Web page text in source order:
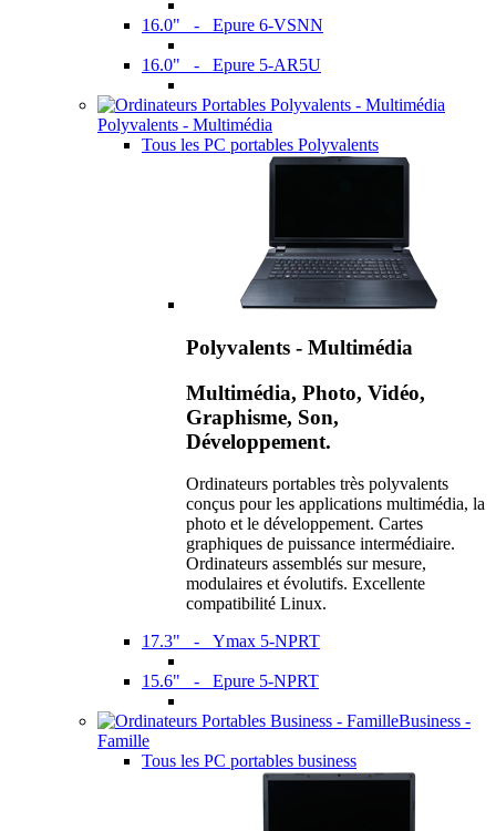
16.0" - Epure 6-VSNN
16.0" - Epure 5-AR5U
Polyvalents - Multimédia
Tous les PC portables Polyvalents
Polyvalents - Multimédia
Multimédia, Photo, Vidéo,
Graphisme, Son,
Développement.
Ordinateurs portables très polyvalents
conçus pour les applications multimédia, la
photo et le développement. Cartes
graphiques de puissance intermédiaire.
Ordinateurs assemblés sur mesure,
modulaires et évolutifs. Excellente
compatibilité Linux.
17.3" - Ymax 5-NPRT
15.6" - Epure 5-NPRT
Business -
Famille
Tous les PC portables business